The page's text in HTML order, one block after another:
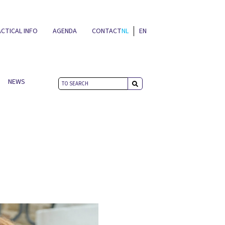
INFO AGENDA CONTACTNL EN
NEWS